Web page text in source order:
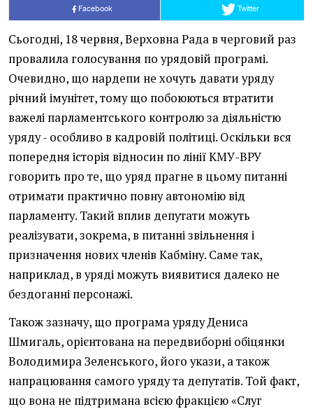
Facebook Twitter
Сьогодні, 18 червня, Верховна Рада в черговий раз
провалила голосування по урядовій програмі.
Очевидно, що нардепи не хочуть давати уряду
річний імунітет, тому що побоюються втратити
важелі парламентського контролю за діяльністю
уряду - особливо в кадровій політиці. Оскільки вся
попередня історія відносин по лінії КМУ-ВРУ
говорить про те, що уряд прагне в цьому питанні
отримати практично повну автономію від
парламенту. Такий вплив депутати можуть
реалізувати, зокрема, в питанні звільнення і
призначення нових членів Кабміну. Саме так,
наприклад, в уряді можуть виявитися далеко не
бездоганні персонажі.
Також зазначу, що програма уряду Дениса
Шмигаль, орієнтована на передвиборні обіцянки
Володимира Зеленського, його укази, а також
напрацювання самого уряду та депутатів. Той факт,
що вона не підтримана всією фракцією «Слуг